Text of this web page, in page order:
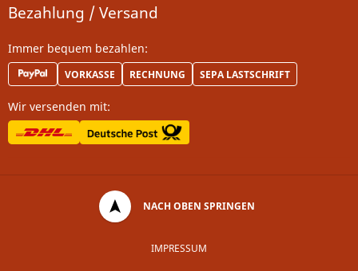
Bezahlung / Versand
Immer bequem bezahlen:
VORKASSE RECHNUNG SEPA LASTSCHRIFT
Wir versenden mit:
NACH OBEN SPRINGEN
IMPRESSUM